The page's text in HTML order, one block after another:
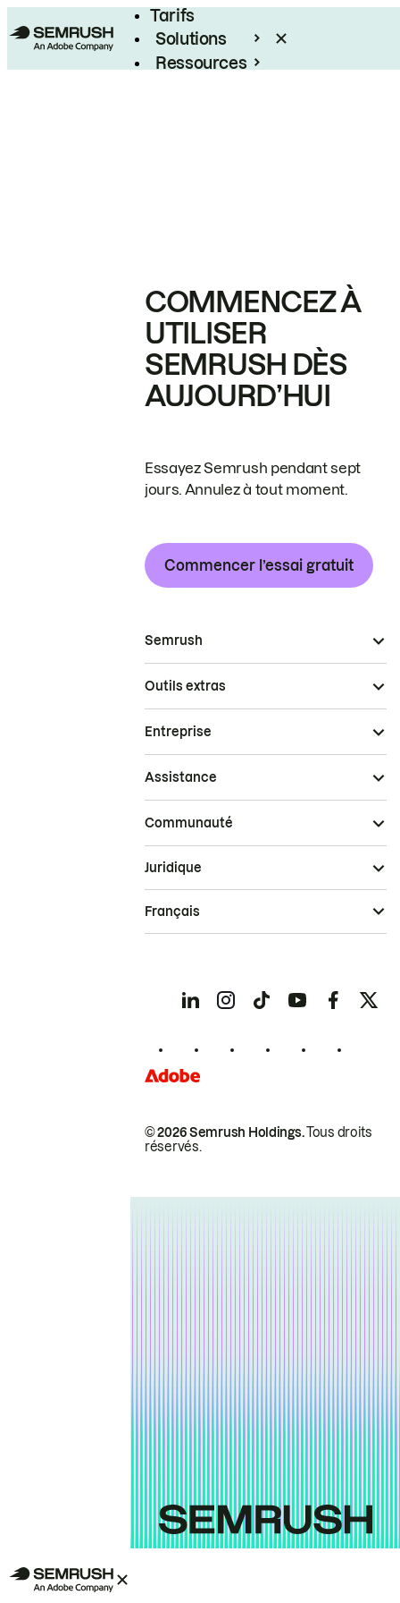
Tarifs
Solutions
Ressources
COMMENCEZ À
UTILISER
SEMRUSH DÈS
AUJOURD’HUI
Essayez Semrush pendant sept
jours. Annulez à tout moment.
Commencer l’essai gratuit
Semrush
Outils extras
Entreprise
Assistance
Communauté
© 2026 Semrush Holdings.Tous droits
réservés.
Juridique
Français